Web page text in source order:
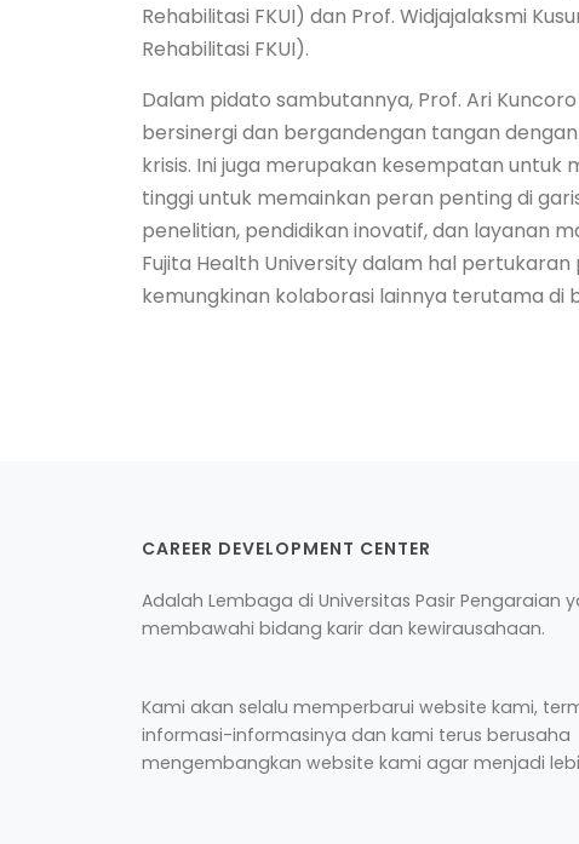
Rehabilitasi FKUI) dan Prof. Widjajalaksmi
Rehabilitasi FKUI).
Dalam pidato sambutannya, Prof. Ari
bersinergi dan bergandengan tangan
krisis. Ini juga merupakan kesempatan
tinggi untuk memainkan peran penting di
penelitian, pendidikan inovatif, dan layanan
Fujita Health University dalam hal
kemungkinan kolaborasi lainnya terutama di
CAREER DEVELOPMENT CENTER
Adalah Lembaga di Universitas Pasir Pengaraian
membawahi bidang karir dan kewirausahaan.
Kami akan selalu memperbarui website kami,
informasi-informasinya dan kami terus berusaha
mengembangkan website kami agar menjadi